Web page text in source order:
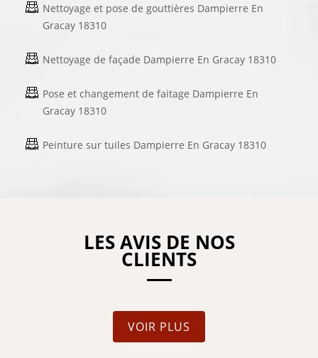
Nettoyage et pose de gouttières Dampierre En
Gracay 18310
Nettoyage de façade Dampierre En Gracay 18310
Pose et changement de faitage Dampierre En
Gracay 18310
Peinture sur tuiles Dampierre En Gracay 18310
LES AVIS DE NOS
CLIENTS
VOIR PLUS